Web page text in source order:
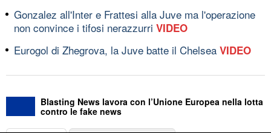
Gonzalez all'Inter e Frattesi alla Juve ma l'operazione
non convince i tifosi nerazzurri VIDEO
Eurogol di Zhegrova, la Juve batte il Chelsea VIDEO
Blasting News lavora con l’Unione Europea nella lotta
contro le fake news